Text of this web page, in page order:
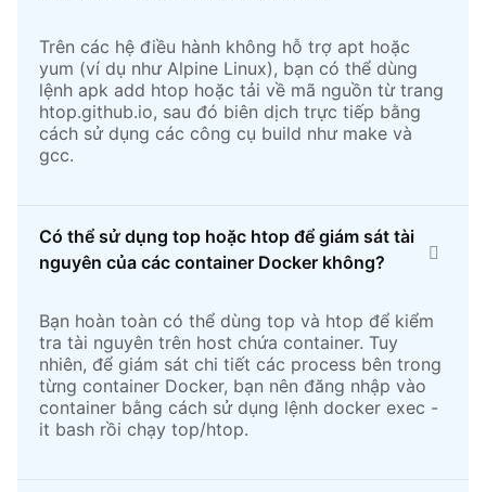
Trên các hệ điều hành không hỗ trợ apt hoặc
yum (ví dụ như Alpine Linux), bạn có thể dùng
lệnh apk add htop hoặc tải về mã nguồn từ trang
htop.github.io, sau đó biên dịch trực tiếp bằng
cách sử dụng các công cụ build như make và
gcc.
Có thể sử dụng top hoặc htop để giám sát tài
nguyên của các container Docker không?
Bạn hoàn toàn có thể dùng top và htop để kiểm
tra tài nguyên trên host chứa container. Tuy
nhiên, để giám sát chi tiết các process bên trong
từng container Docker, bạn nên đăng nhập vào
container bằng cách sử dụng lệnh docker exec -
it bash rồi chạy top/htop.